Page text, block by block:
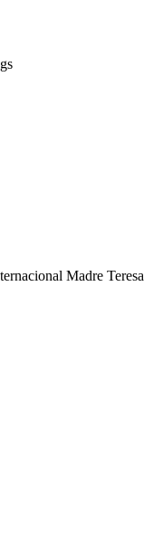
Madre Teresa